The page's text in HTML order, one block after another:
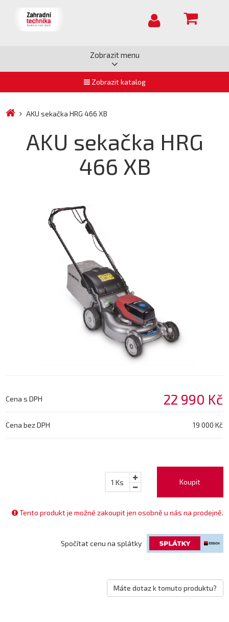
Zobrazit menu
Zobrazit katalog
AKU sekačka HRG 466 XB
AKU sekačka HRG
466 XB
Cena s DPH 22 990 Kč
Cena bez DPH 19 000 Kč
Koupit
1 Ks
Tento produkt je možné zakoupit jen osobně u nás na prodejně.
Spočítat cenu na splátky
Máte dotaz k tomuto produktu?